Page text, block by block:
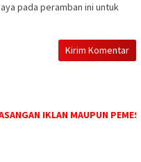
pada peramban ini untuk
IKLAN MAUPUN